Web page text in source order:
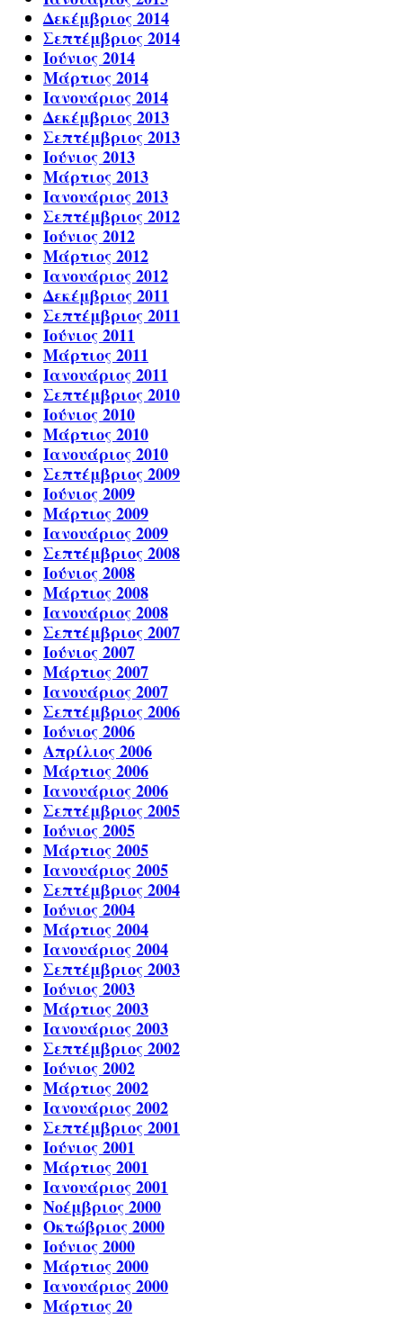
Δεκέμβριος 2014
Σεπτέμβριος 2014
Ιούνιος 2014
Μάρτιος 2014
Ιανουάριος 2014
Δεκέμβριος 2013
Σεπτέμβριος 2013
Ιούνιος 2013
Μάρτιος 2013
Ιανουάριος 2013
Σεπτέμβριος 2012
Ιούνιος 2012
Μάρτιος 2012
Ιανουάριος 2012
Δεκέμβριος 2011
Σεπτέμβριος 2011
Ιούνιος 2011
Μάρτιος 2011
Ιανουάριος 2011
Σεπτέμβριος 2010
Ιούνιος 2010
Μάρτιος 2010
Ιανουάριος 2010
Σεπτέμβριος 2009
Ιούνιος 2009
Μάρτιος 2009
Ιανουάριος 2009
Σεπτέμβριος 2008
Ιούνιος 2008
Μάρτιος 2008
Ιανουάριος 2008
Σεπτέμβριος 2007
Ιούνιος 2007
Μάρτιος 2007
Ιανουάριος 2007
Σεπτέμβριος 2006
Ιούνιος 2006
Απρίλιος 2006
Μάρτιος 2006
Ιανουάριος 2006
Σεπτέμβριος 2005
Ιούνιος 2005
Μάρτιος 2005
Ιανουάριος 2005
Σεπτέμβριος 2004
Ιούνιος 2004
Μάρτιος 2004
Ιανουάριος 2004
Σεπτέμβριος 2003
Ιούνιος 2003
Μάρτιος 2003
Ιανουάριος 2003
Σεπτέμβριος 2002
Ιούνιος 2002
Μάρτιος 2002
Ιανουάριος 2002
Σεπτέμβριος 2001
Ιούνιος 2001
Μάρτιος 2001
Ιανουάριος 2001
Νοέμβριος 2000
Οκτώβριος 2000
Ιούνιος 2000
Μάρτιος 2000
Ιανουάριος 2000
Μάρτιος 20